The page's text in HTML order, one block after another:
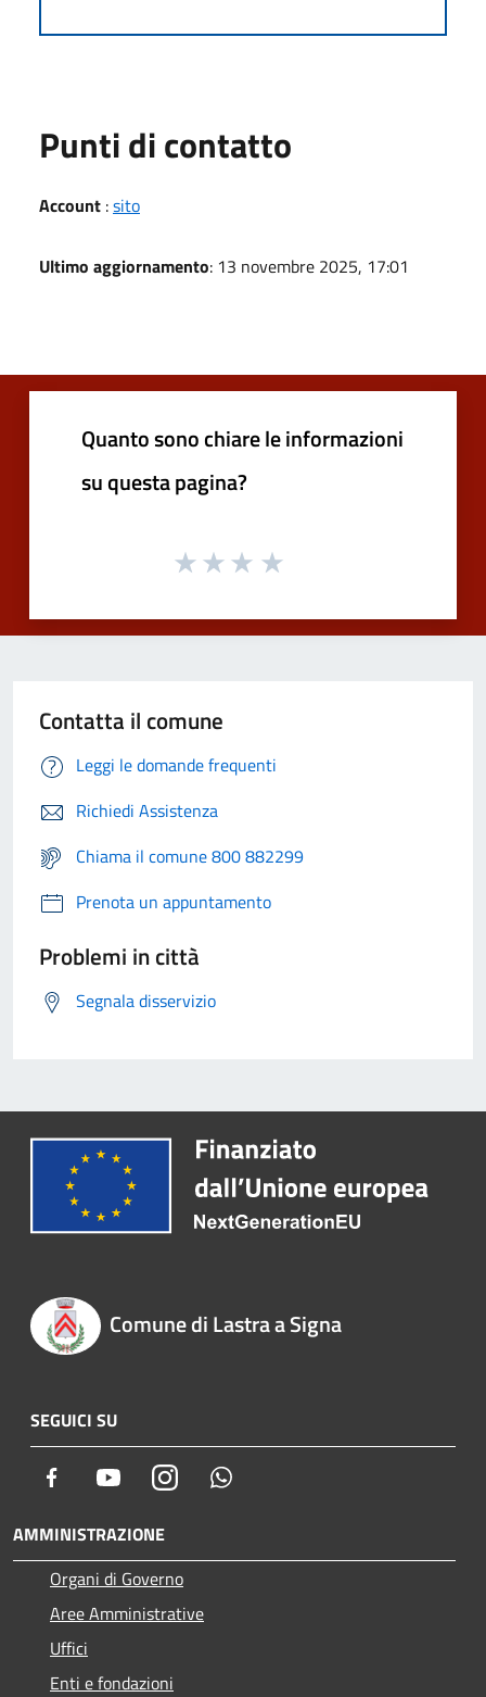
Punti di contatto
Account :sito
Ultimo aggiornamento: 13 novembre 2025, 17:01
Quanto sono chiare le informazioni
su questa pagina?
Contatta il comune
Leggi le domande frequenti
Richiedi Assistenza
Chiama il comune 800 882299
Prenota un appuntamento
Problemi in città
Segnala disservizio
Comune di Lastra a Signa
SEGUICI SU
Facebook YoutubeInstagram
AMMINISTRAZIONE
Organi di Governo
Aree Amministrative
Uffici
Enti e fondazioni